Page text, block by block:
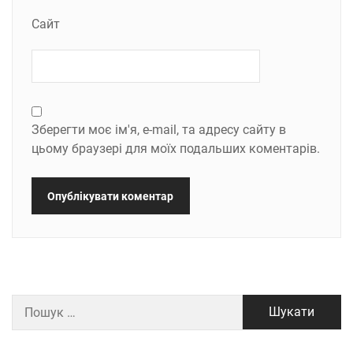
Сайт
Зберегти моє ім'я, e-mail, та адресу сайту в
цьому браузері для моїх подальших коментарів.